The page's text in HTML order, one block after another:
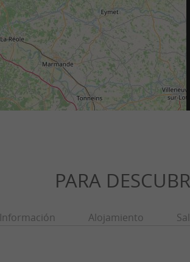
PARA
Información Alojamiento